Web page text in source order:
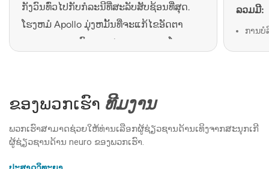
ກັງວົນທົ່ວໄປກັບກໍລະນີທີ່ສະລັບສັບຊ້ອນທີ່ສຸດ.
ໂຮງຫມໍ Apollo ມຸ່ງຫມັ້ນທີ່ຈະແກ້ໄຂອັດຕາ
ການຂະຫຍາຍຕົວຂອງສະພາບ neuro ໂດຍ
ສິ່ງທີ່ກໍານົດຄວາມຊໍານານຂອງພວກເຮົາແຍກ
ຕ່າງຫາກ:
ການດູແລທາງ neurological ທີ່ສົມບູນແບບພາຍໃຕ້
ຫນຶ່ງມຸງ
ອະນຸສັນຍາການປິ່ນປົວໂດຍອີງໃສ່ຫຼັກຖານ
ລວມມີ:
ການບໍ
ລະບົບ
ນໍາ​ທາ
ຂອງ​ພວກ​ເຮົາ ທີມງານ
ພວກເຮົາສາມາດຊ່ວຍໃຫ້ທ່ານເລືອກຜູ້ຊ່ຽວຊານດ້ານເທິງຈາກສະນຸກເກີ
ຜູ້ຊ່ຽວຊານດ້ານ neuro ຂອງພວກເຮົາ.